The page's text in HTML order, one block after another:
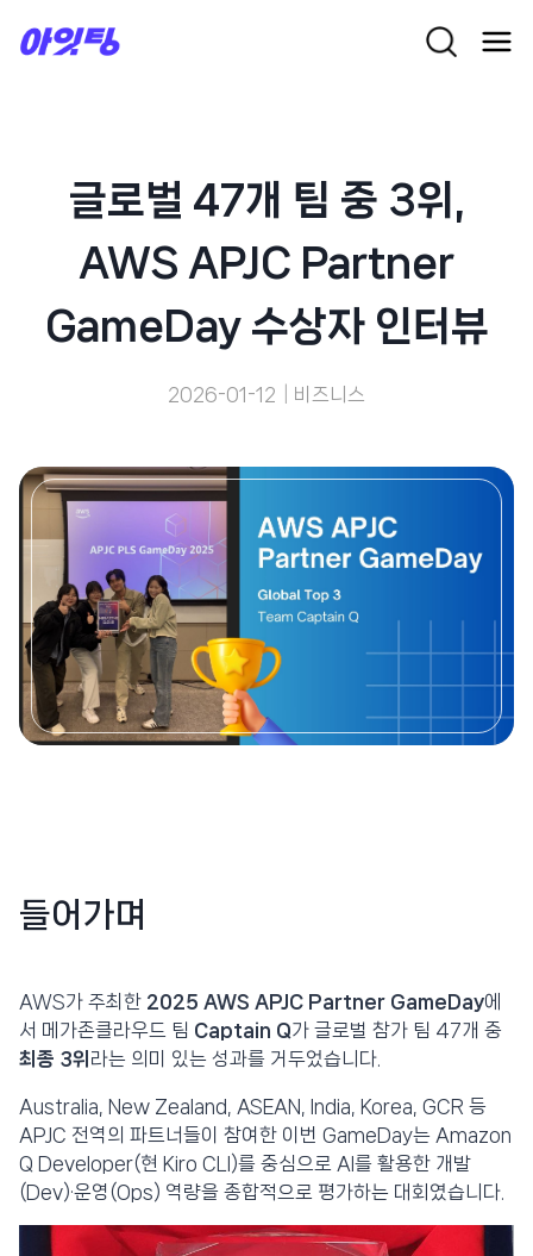
글로벌 47개 팀 중 3위,
AWS APJC Partner
GameDay 수상자 인터뷰
2026-01-12 비즈니스
들어가며
AWS가 주최한 2025 AWS APJC Partner GameDay에
서 메가존클라우드 팀 Captain Q가 글로벌 참가 팀 47개 중
최종 3위 라는 의미 있는 성과를 거두었습니다.
Australia, New Zealand, ASEAN, India, Korea, GCR 등
APJC 전역의 파트너들이 참여한 이번 GameDay는 Amazon
Q Developer(현 Kiro CLI)를 중심으로 AI를 활용한 개발
(Dev)·운영(Ops) 역량을 종합적으로 평가하는 대회였습니다.